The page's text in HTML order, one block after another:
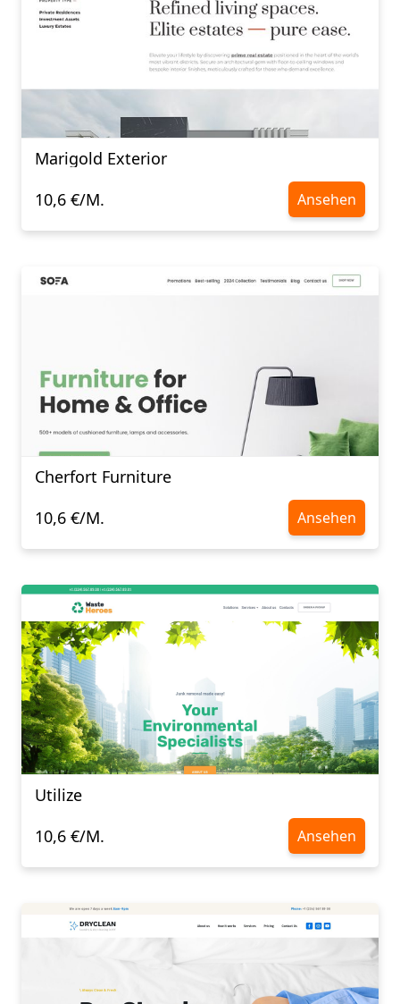
Marigold Exterior
10,6 €/M.
Ansehen
Cherfort Furniture
10,6 €/M.
Ansehen
Utilize
10,6 €/M.
Ansehen